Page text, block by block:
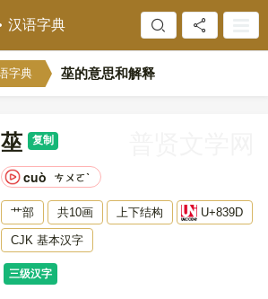
汉语字典
字典 莝的意思和解释
莝 复制
cuò ㄘㄨㄛˋ
艹部 共10画 上下结构 U+839D
CJK 基本汉字
三级汉字